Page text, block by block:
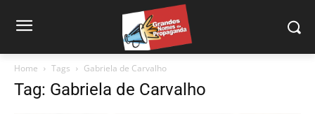
Home Tags Gabriela de Carvalho
Tag: Gabriela de Carvalho